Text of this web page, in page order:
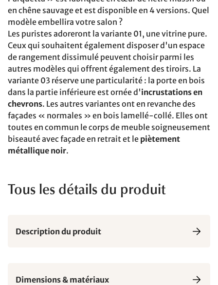
en chêne sauvage et est disponible en 4 versions. Quel
modèle embellira votre salon ?
Les puristes adoreront la variante 01, une vitrine pure.
Ceux qui souhaitent également disposer d'un espace
de rangement dissimulé peuvent choisir parmi les
autres modèles qui offrent également des tiroirs. La
variante 03 réserve une particularité : la porte en bois
dans la partie inférieure est ornée d'incrustations en
chevrons. Les autres variantes ont en revanche des
façades « normales » en bois lamellé-collé. Elles ont
toutes en commun le corps de meuble soigneusement
biseauté avec façade en retrait et le piètement
métallique noir.
Tous les détails du produit
Description du produit
Dimensions & matériaux